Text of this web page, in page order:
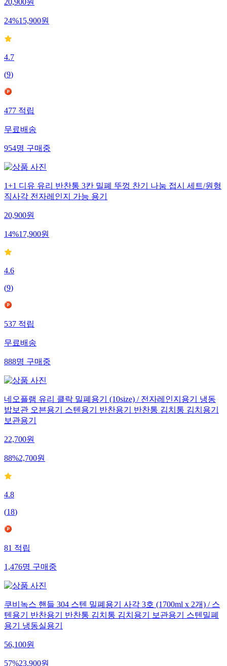
20,900원
24%15,900원
4.7
(9)
477적립
무료배송
954명구매중
1+1 디유 유리 반찬통 3칸 밀폐 뚜껑 찬기 나눔 접시 세트/원형
직사각 전자레인지 가능 용기
20,900원
14%17,900원
4.6
(9)
537적립
무료배송
888명구매중
네오플램 유리 클락 밀폐용기 (10size) / 전자레인지용기 냉동
밥보관 오븐용기 스텐용기 반찬용기 반찬통 김치통 김치용기
보관용기
22,700원
88%2,700원
4.8
(18)
81적립
1,476명구매중
쿠비녹스 핸들 304 스텐 밀폐용기 사각 3호 (1700ml x 2개) / 스
텐용기 반찬용기 반찬통 김치통 김치용기 보관용기 스텐밀폐
용기 냉동실용기
56,100원